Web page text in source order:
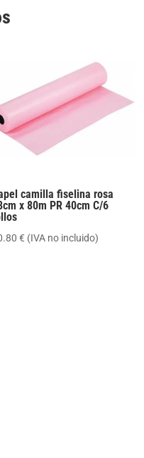
camilla fiselina rosa
x 80m PR 40cm C/6
€ (IVA no incluido)